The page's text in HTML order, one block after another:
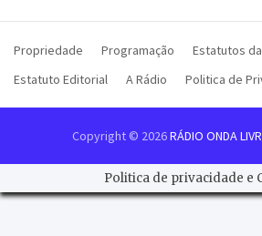
Propriedade Programação
Estatutos
Estatuto Editorial
A Rádio Politica de
Copyright © 2026RÁDIO ONDA
Politica de privacidade e